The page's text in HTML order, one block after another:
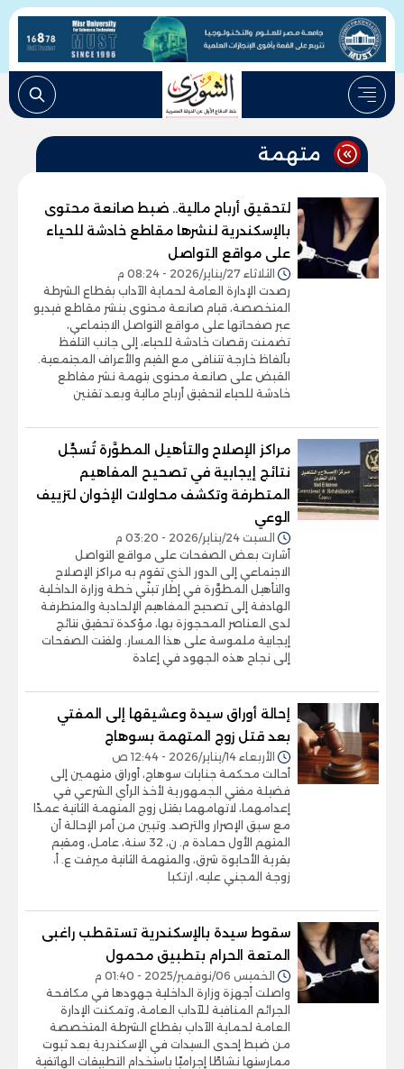
متهمة
لتحقيق أرباح مالية.. ضبط صانعة محتوى
بالإسكندرية لنشرها مقاطع خادشة للحياء
على مواقع التواصل
الثلاثاء 27/يناير/2026 - 08:24 م
رصدت الإدارة العامة لحماية الآداب بقطاع الشرطة
المتخصصة، قيام صانعة محتوى بنشر مقاطع فيديو
عبر صفحاتها على مواقع التواصل الاجتماعي،
تضمنت رقصات خادشة للحياء، إلى جانب التلفظ
بألفاظ خارجة تتنافى مع القيم والأعراف المجتمعية.
القبض على صانعة محتوى بتهمة نشر مقاطع
خادشة للحياء لتحقيق أرباح مالية وبعد تقنين
مراكز الإصلاح والتأهيل المطوَّرة تُسجِّل
نتائج إيجابية في تصحيح المفاهيم
المتطرفة وتكشف محاولات الإخوان لتزييف
الوعي
السبت 24/يناير/2026 - 03:20 م
أشارت بعض الصفحات على مواقع التواصل
الاجتماعي إلى الدور الذي تقوم به مراكز الإصلاح
والتأهيل المطوَّرة في إطار تبنّي خطة وزارة الداخلية
الهادفة إلى تصحيح المفاهيم الإلحادية والمتطرفة
لدى العناصر المحجوزة بها، مؤكدة تحقيق نتائج
إيجابية ملموسة على هذا المسار. ولفتت الصفحات
إلى نجاح هذه الجهود في إعادة
إحالة أوراق سيدة وعشيقها إلى المفتي
بعد قتل زوج المتهمة بسوهاج
الأربعاء 14/يناير/2026 - 12:44 ص
أحالت محكمة جنايات سوهاج، أوراق متهمين إلى
فضيلة مفتي الجمهورية لأخذ الرأي الشرعي في
إعدامهما، لاتهامهما بقتل زوج المتهمة الثانية عمدًا
مع سبق الإصرار والترصد. وتبين من أمر الإحالة أن
المتهم الأول حمادة م. ن، 32 سنة، عامل، ومقيم
بقرية الأحايوة شرق، والمتهمة الثانية ميرفت ع. أ،
زوجة المجني عليه، ارتكبا
سقوط سيدة بالإسكندرية تستقطب راغبى
المتعة الحرام بتطبيق محمول
الخميس 06/نوفمبر/2025 - 01:40 م
واصلت أجهزة وزارة الداخلية جهودها في مكافحة
الجرائم المنافية للآداب العامة، وتمكنت الإدارة
العامة لحماية الآداب بقطاع الشرطة المتخصصة
من ضبط إحدى السيدات في الإسكندرية بعد ثبوت
ممارستها نشاطًا إجراميًا باستخدام التطبيقات الهاتفية